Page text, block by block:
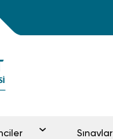
Sınavlar